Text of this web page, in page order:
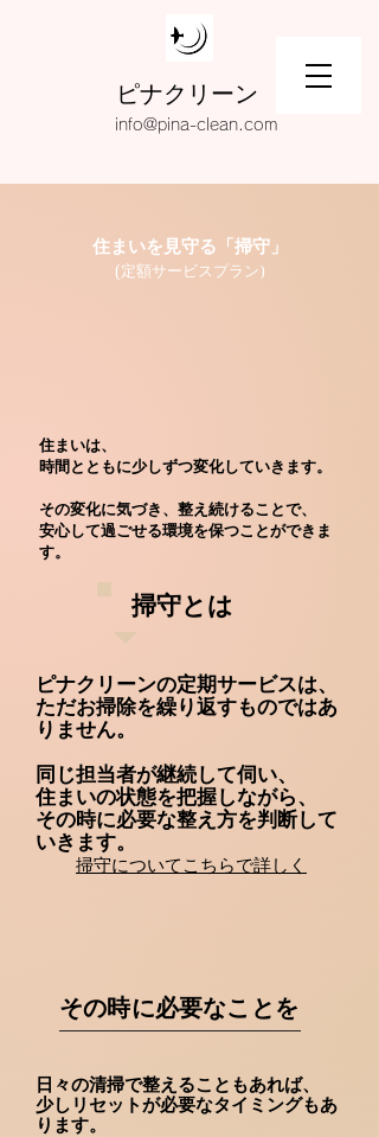
ピナクリーン
info@pina-clean.com
住まいを見守る「掃守」
(定額サービスプラン)
住まいは、
時間とともに少しずつ変化していきます。
その変化に気づき、整え続けることで、
​安心して過ごせる環境を保つことができま
す。
​掃守とは
ピナクリーンの定期サービスは、
ただお掃除を繰り返すものではあ
りません。
同じ担当者が継続して伺い、
住まいの状態を把握しながら、
​その時に必要な整え方を判断して
いきます。
掃守についてこちらで詳しく
​その時に必要なことを
日々の清掃で整えることもあれば、
少しリセットが必要なタイミングもあ
ります。